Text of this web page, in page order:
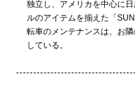
独立し、アメリカを中心に
ルのアイテムを揃えた「
転車のメンテナンスは、お
している。